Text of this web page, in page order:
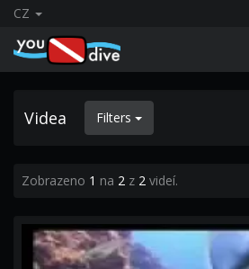
CZ
Videa Filters
Zobrazeno 1 na 2 z 2 videí.